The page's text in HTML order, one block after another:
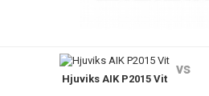
Hjuviks AIK P2015 Vit
vs